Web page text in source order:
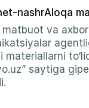
nashrAloqa
va
saytiga